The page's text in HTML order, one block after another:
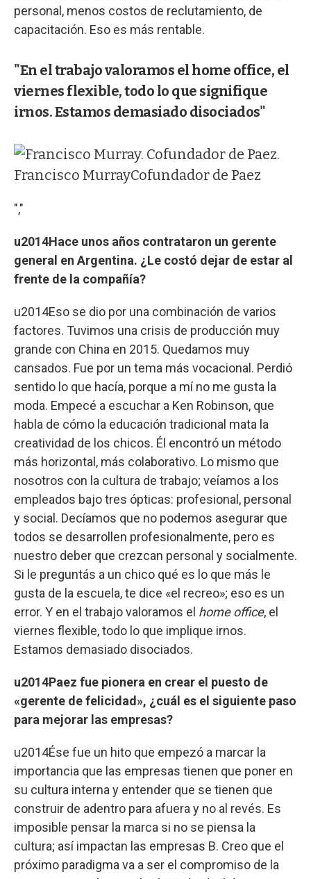
personal, menos costos de reclutamiento, de
capacitación. Eso es más rentable.
"En el trabajo valoramos el home office, el
viernes flexible, todo lo que signifique
irnos. Estamos demasiado disociados"
Francisco MurrayCofundador de Paez
","
u2014Hace unos años contrataron un gerente
general en Argentina. ¿Le costó dejar de estar al
frente de la compañía?
u2014Eso se dio por una combinación de varios
factores. Tuvimos una crisis de producción muy
grande con China en 2015. Quedamos muy
cansados. Fue por un tema más vocacional. Perdió
sentido lo que hacía, porque a mí no me gusta la
moda. Empecé a escuchar a Ken Robinson, que
habla de cómo la educación tradicional mata la
creatividad de los chicos. Él encontró un método
más horizontal, más colaborativo. Lo mismo que
nosotros con la cultura de trabajo; veíamos a los
empleados bajo tres ópticas: profesional, personal
y social. Decíamos que no podemos asegurar que
todos se desarrollen profesionalmente, pero es
nuestro deber que crezcan personal y socialmente.
Si le preguntás a un chico qué es lo que más le
gusta de la escuela, te dice «el recreo»; eso es un
error. Y en el trabajo valoramos el home office, el
viernes flexible, todo lo que implique irnos.
Estamos demasiado disociados.
u2014Paez fue pionera en crear el puesto de
«gerente de felicidad», ¿cuál es el siguiente paso
para mejorar las empresas?
u2014Ése fue un hito que empezó a marcar la
importancia que las empresas tienen que poner en
su cultura interna y entender que se tienen que
construir de adentro para afuera y no al revés. Es
imposible pensar la marca si no se piensa la
cultura; así impactan las empresas B. Creo que el
próximo paradigma va a ser el compromiso de la